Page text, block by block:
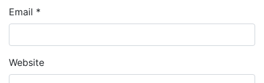
Email *
Website